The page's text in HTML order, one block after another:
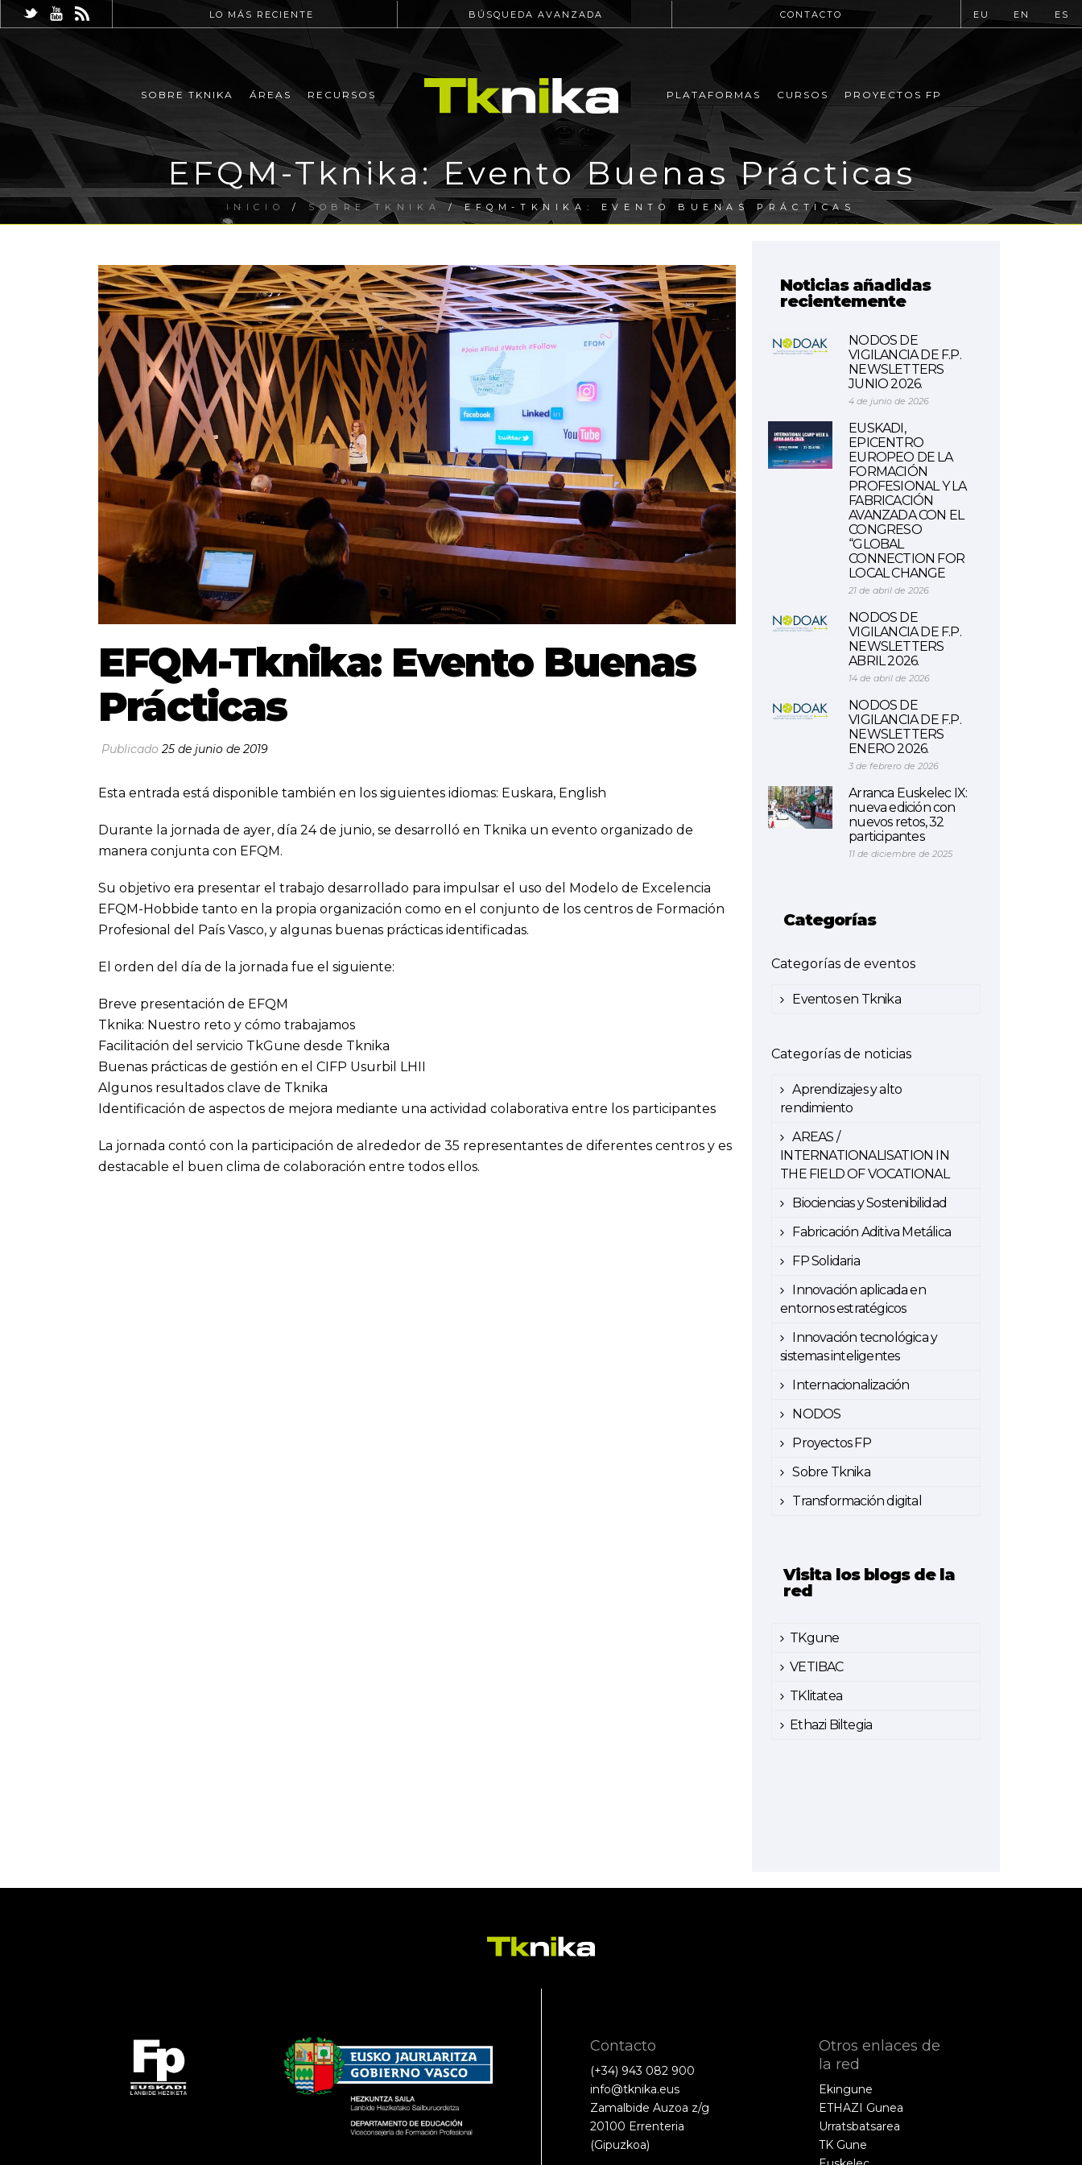
LO MÁS RECIENTE BÚSQUEDA AVANZADA CONTACTO EU EN ES
SOBRE TKNIKA ÁREAS RECURSOS PLATAFORMAS CURSOS PROYECTOS FP
EFQM-Tknika: Evento Buenas Prácticas
INICIO / SOBRE TKNIKA / EFQM-TKNIKA: EVENTO BUENAS PRÁCTICAS
EFQM-Tknika: Evento Buenas
Prácticas
Publicado 25 de junio de 2019
Esta entrada está disponible también en los siguientes idiomas: Euskara, English
Durante la jornada de ayer, día 24 de junio, se desarrolló en Tknika un evento organizado de
manera conjunta con EFQM.
Su objetivo era presentar el trabajo desarrollado para impulsar el uso del Modelo de Excelencia
EFQM-Hobbide tanto en la propia organización como en el conjunto de los centros de Formación
Profesional del País Vasco, y algunas buenas prácticas identificadas.
El orden del día de la jornada fue el siguiente:
Breve presentación de EFQM
Tknika: Nuestro reto y cómo trabajamos
Facilitación del servicio TkGune desde Tknika
Buenas prácticas de gestión en el CIFP Usurbil LHII
Algunos resultados clave de Tknika
Identificación de aspectos de mejora mediante una actividad colaborativa entre los participantes
La jornada contó con la participación de alrededor de 35 representantes de diferentes centros y es
destacable el buen clima de colaboración entre todos ellos.
Noticias añadidas
recientemente
NODOS DE
VIGILANCIA DE F.P.
NEWSLETTERS
JUNIO 2026.
4 de junio de 2026
EUSKADI,
EPICENTRO
EUROPEO DE LA
FORMACIÓN
PROFESIONAL Y LA
FABRICACIÓN
AVANZADA CON EL
CONGRESO
“GLOBAL
CONNECTION FOR
LOCAL CHANGE
21 de abril de 2026
NODOS DE
VIGILANCIA DE F.P.
NEWSLETTERS
ABRIL 2026.
14 de abril de 2026
NODOS DE
VIGILANCIA DE F.P.
NEWSLETTERS
ENERO 2026.
3 de febrero de 2026
Arranca Euskelec IX:
nueva edición con
nuevos retos, 32
participantes
11 de diciembre de 2025
Categorías
Categorías de eventos
Eventos en Tknika
Categorías de noticias
Aprendizajes y alto
rendimiento
AREAS /
INTERNATIONALISATION IN
THE FIELD OF VOCATIONAL
Biociencias y Sostenibilidad
Fabricación Aditiva Metálica
FP Solidaria
Innovación aplicada en
entornos estratégicos
Innovación tecnológica y
sistemas inteligentes
Internacionalización
NODOS
Proyectos FP
Sobre Tknika
Transformación digital
Visita los blogs de la
red
TKgune
VETIBAC
TKlitatea
Ethazi Biltegia
Contacto
(+34) 943 082 900
info@tknika.eus
Zamalbide Auzoa z/g
20100 Errenteria
(Gipuzkoa)
Otros enlaces de
la red
Ekingune
ETHAZI Gunea
Urratsbatsarea
TK Gune